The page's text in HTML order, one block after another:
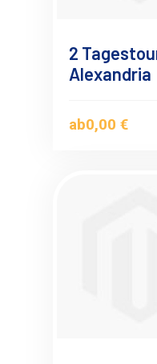
2
Alexandria
ab0,00 €